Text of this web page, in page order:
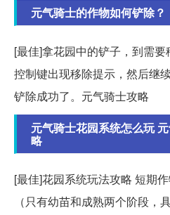
元气骑士的作物如何铲除？
[最佳]拿花园中的铲子，到需
控制键出现移除提示，然后继
铲除成功了。元气骑士攻略
元气骑士花园系统怎么玩
略
[最佳]花园系统玩法攻略 短期
（只有幼苗和成熟两个阶段，